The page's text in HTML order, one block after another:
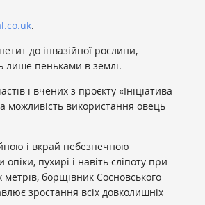
.
до інвазійної рослини,
лише пеньками в землі.
і вчених з проєкту «Ініціатива
можливість використання овець
і вкрай небезпечною
пухирі і навіть сліпоту при
борщівник Сосновського
зростання всіх довколишніх